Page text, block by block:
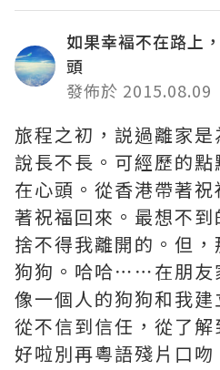
如果幸褔不在路上
頭
發佈於 2015.08.09
旅程之初，説過離家
說長不長。可經歷的
在心頭。從香港帶著
著祝福回來。最想不
捨不得我離開的。但
狗狗。哈哈⋯⋯在朋友
像一個人的狗狗和我建
從不信到信任，從了
好啦別再粵語殘片口